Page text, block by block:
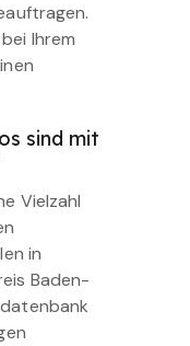
Ihrem
sind mit
Vielzahl
in
Baden-